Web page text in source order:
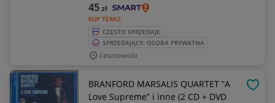
KUP TERAZ
45zł
CZĘSTO SPRZEDAJE
SPRZEDAJĄCY: OSOBA PRYWATNA
Lesznowola
BRANFORD MARSALIS QUARTET ”A
Love Supreme” i inne (2 CD + DVD